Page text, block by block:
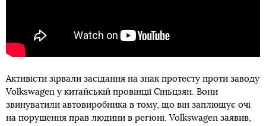
Активісти зірвали засідання на знак протесту проти заводу
Volkswagen у китайській провінції Сіньцзян. Вони
звинуватили автовиробника в тому, що він заплющує очі
на порушення прав людини в регіоні. Volkswagen заявив,